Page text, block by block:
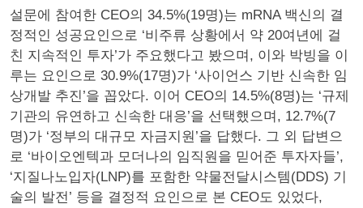
설문에 참여한 CEO의 34.5%(19명)는 mRNA 백신의 결
정적인 성공요인으로 ‘비주류 상황에서 약 20여년에 걸
친 지속적인 투자’가 주요했다고 봤으며, 이와 박빙을 이
루는 요인으로 30.9%(17명)가 ‘사이언스 기반 신속한 임
상개발 추진’을 꼽았다. 이어 CEO의 14.5%(8명)는 ‘규제
기관의 유연하고 신속한 대응’을 선택했으며, 12.7%(7
명)가 ‘정부의 대규모 자금지원’을 답했다. 그 외 답변으
로 ‘바이오엔텍과 모더나의 임직원을 믿어준 투자자들’,
‘지질나노입자(LNP)를 포함한 약물전달시스템(DDS) 기
술의 발전’ 등을 결정적 요인으로 본 CEO도 있었다,